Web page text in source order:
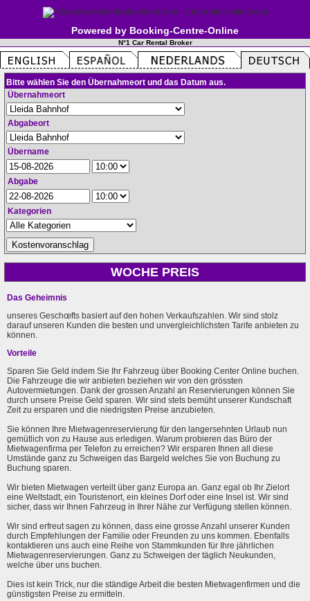
Powered by Booking-Centre-Online
N°1 Car Rental Broker
Bitte wählen Sie den Übernahmeort und das Datum aus.
Übernahmeort
Abgabeort
Übername
Abgabe
Kategorien
WOCHE PREIS
Das Geheimnis
unseres Geschœfts basiert auf den hohen Verkaufszahlen. Wir sind stolz
darauf unseren Kunden die besten und unvergleichlichsten Tarife anbieten zu
können.
Vorteile
Sparen Sie Geld indem Sie Ihr Fahrzeug über Booking Center Online buchen.
Die Fahrzeuge die wir anbieten beziehen wir von den grössten
Autovermietungen. Dank der grossen Anzahl an Reservierungen können Sie
durch unsere Preise Geld sparen. Wir sind stets bemüht unserer Kundschaft
Zeit zu ersparen und die niedrigsten Preise anzubieten.
Sie können Ihre Mietwagenreservierung für den langersehnten Urlaub nun
gemütlich von zu Hause aus erledigen. Warum probieren das Büro der
Mietwagenfirma per Telefon zu erreichen? Wir ersparen Ihnen all diese
Umstände ganz zu Schweigen das Bargeld welches Sie von Buchung zu
Buchung sparen.
Wir bieten Mietwagen verteilt über ganz Europa an. Ganz egal ob Ihr Zielort
eine Weltstadt, ein Touristenort, ein kleines Dorf oder eine Insel ist. Wir sind
sicher, dass wir Ihnen Fahrzeug in Ihrer Nähe zur Verfügung stellen können.
Wir sind erfreut sagen zu können, dass eine grosse Anzahl unserer Kunden
durch Empfehlungen der Familie oder Freunden zu uns kommen. Ebenfalls
kontaktieren uns auch eine Reihe von Stammkunden für Ihre jährlichen
Mietwagenreservierungen. Ganz zu Schweigen der täglich Neukunden,
welche über uns buchen.
Dies ist kein Trick, nur die ständige Arbeit die besten Mietwagenfirmen und die
günstigsten Preise zu ermitteln.